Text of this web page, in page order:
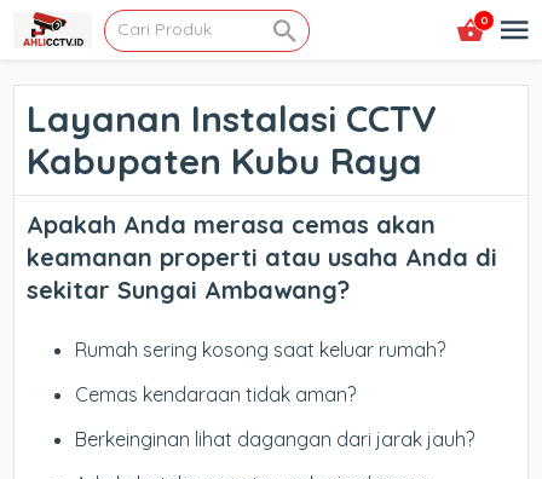
0
Layanan Instalasi CCTV
Kabupaten Kubu Raya
Apakah Anda merasa cemas akan
keamanan properti atau usaha Anda di
sekitar Sungai Ambawang?
Rumah sering kosong saat keluar rumah?
Cemas kendaraan tidak aman?
Berkeinginan lihat dagangan dari jarak jauh?